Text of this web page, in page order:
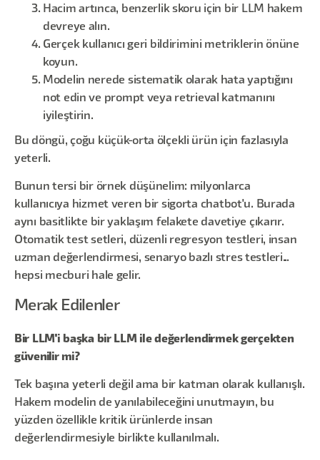
Hacim artınca, benzerlik skoru için bir LLM hakem
devreye alın.
Gerçek kullanıcı geri bildirimini metriklerin önüne
koyun.
Modelin nerede sistematik olarak hata yaptığını
not edin ve prompt veya retrieval katmanını
iyileştirin.
Bu döngü, çoğu küçük-orta ölçekli ürün için fazlasıyla
yeterli.
Bunun tersi bir örnek düşünelim: milyonlarca
kullanıcıya hizmet veren bir sigorta chatbot'u. Burada
aynı basitlikte bir yaklaşım felakete davetiye çıkarır.
Otomatik test setleri, düzenli regresyon testleri, insan
uzman değerlendirmesi, senaryo bazlı stres testleri...
hepsi mecburi hale gelir.
Merak Edilenler
Bir LLM'i başka bir LLM ile değerlendirmek gerçekten
güvenilir mi?
Tek başına yeterli değil ama bir katman olarak kullanışlı.
Hakem modelin de yanılabileceğini unutmayın, bu
yüzden özellikle kritik ürünlerde insan
değerlendirmesiyle birlikte kullanılmalı.